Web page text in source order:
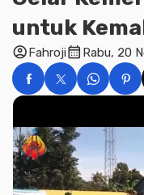
untuk
account_circleFahrojicalendar_month Rabu, 20